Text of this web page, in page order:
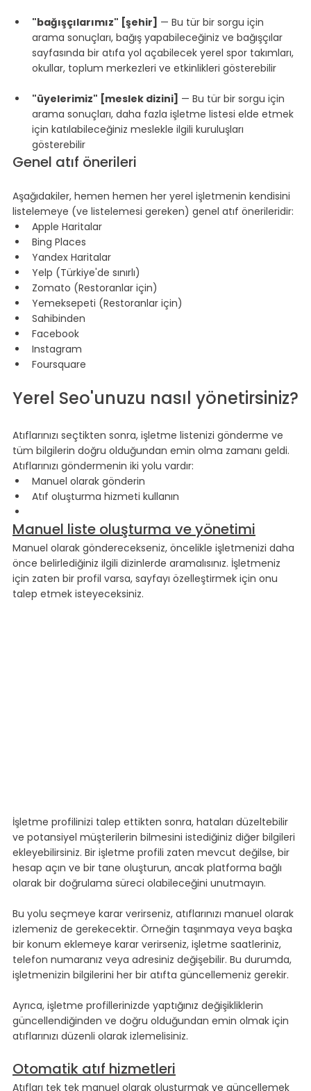
"bağışçılarımız" [şehir] — Bu tür bir sorgu için
arama sonuçları, bağış yapabileceğiniz ve bağışçılar
sayfasında bir atıfa yol açabilecek yerel spor takımları,
okullar, toplum merkezleri ve etkinlikleri gösterebilir
"üyelerimiz" [meslek dizini] — Bu tür bir sorgu için
arama sonuçları, daha fazla işletme listesi elde etmek
için katılabileceğiniz meslekle ilgili kuruluşları
gösterebilir
Genel atıf önerileri
Aşağıdakiler, hemen hemen her yerel işletmenin kendisini
listelemeye (ve listelemesi gereken) genel atıf önerileridir:
Apple Haritalar
Bing Places
Yandex Haritalar
Yelp (Türkiye'de sınırlı)
Zomato (Restoranlar için)
Yemeksepeti (Restoranlar için)
Sahibinden
Facebook
Instagram
Foursquare
Yerel Seo'unuzu nasıl yönetirsiniz?
Atıflarınızı seçtikten sonra, işletme listenizi gönderme ve
tüm bilgilerin doğru olduğundan emin olma zamanı geldi.
Atıflarınızı göndermenin iki yolu vardır:
Manuel olarak gönderin
Atıf oluşturma hizmeti kullanın
Manuel liste oluşturma ve yönetimi
Manuel olarak gönderecekseniz, öncelikle işletmenizi daha
önce belirlediğiniz ilgili dizinlerde aramalısınız. İşletmeniz
için zaten bir profil varsa, sayfayı özelleştirmek için onu
talep etmek isteyeceksiniz.
İşletme profilinizi talep ettikten sonra, hataları düzeltebilir
ve potansiyel müşterilerin bilmesini istediğiniz diğer bilgileri
ekleyebilirsiniz. Bir işletme profili zaten mevcut değilse, bir
hesap açın ve bir tane oluşturun, ancak platforma bağlı
olarak bir doğrulama süreci olabileceğini unutmayın.
Bu yolu seçmeye karar verirseniz, atıflarınızı manuel olarak
izlemeniz de gerekecektir. Örneğin taşınmaya veya başka
bir konum eklemeye karar verirseniz, işletme saatleriniz,
telefon numaranız veya adresiniz değişebilir. Bu durumda,
işletmenizin bilgilerini her bir atıfta güncellemeniz gerekir.
Ayrıca, işletme profillerinizde yaptığınız değişikliklerin
güncellendiğinden ve doğru olduğundan emin olmak için
atıflarınızı düzenli olarak izlemelisiniz.
Otomatik atıf hizmetleri
Atıfları tek tek manuel olarak oluşturmak ve güncellemek